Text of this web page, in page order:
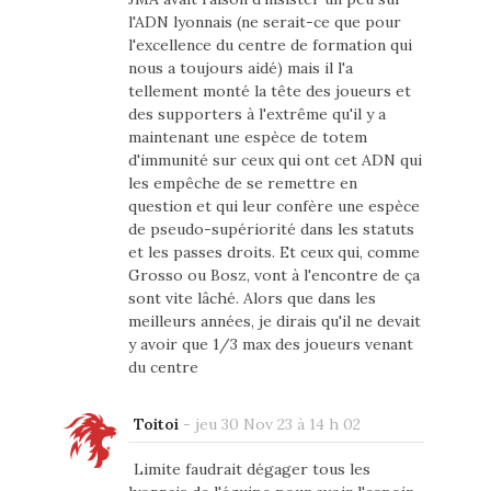
l'ADN lyonnais (ne serait-ce que pour
l'excellence du centre de formation qui
nous a toujours aidé) mais il l'a
tellement monté la tête des joueurs et
des supporters à l'extrême qu'il y a
maintenant une espèce de totem
d'immunité sur ceux qui ont cet ADN qui
les empêche de se remettre en
question et qui leur confère une espèce
de pseudo-supériorité dans les statuts
et les passes droits. Et ceux qui, comme
Grosso ou Bosz, vont à l'encontre de ça
sont vite lâché. Alors que dans les
meilleurs années, je dirais qu'il ne devait
y avoir que 1/3 max des joueurs venant
du centre
Toitoi- jeu 30 Nov 23 à 14 h 02
Limite faudrait dégager tous les